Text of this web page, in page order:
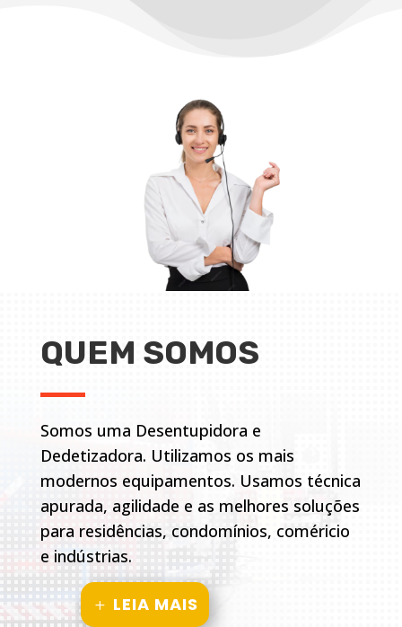
QUEM SOMOS
Somos uma Desentupidora e
Dedetizadora. Utilizamos os mais
modernos equipamentos. Usamos técnica
apurada, agilidade e as melhores soluções
para residências, condomínios, coméricio
e indústrias.
LEIA MAIS